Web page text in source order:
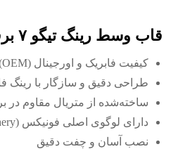
قاب وسط رینگ تیگو ٧ برقی
کیفیت فابریک و اورجینال (OEM)
طراحی دقیق و سازگار با رینگ فابریک
ساخته‌شده از متریال مقاوم در
دارای لوگوی اصلی فونیکس (Chery)
نصب آسان و چفت دقیق